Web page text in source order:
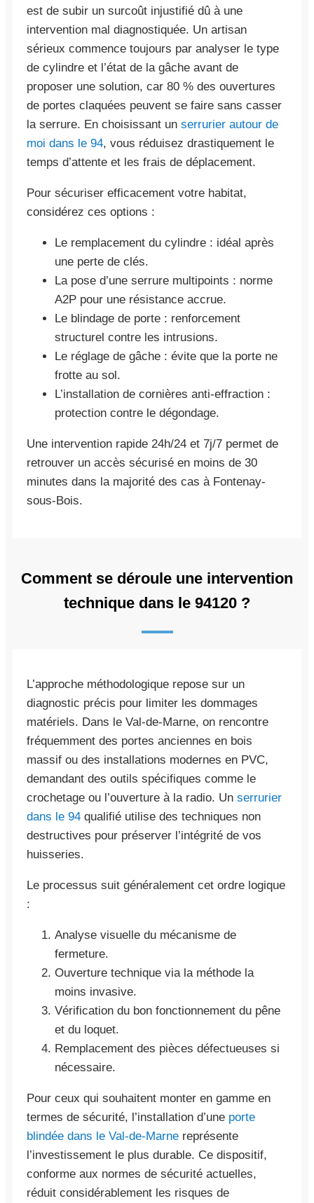
est de subir un surcoût injustifié dû à une
intervention mal diagnostiquée. Un artisan
sérieux commence toujours par analyser le type
de cylindre et l’état de la gâche avant de
proposer une solution, car 80 % des ouvertures
de portes claquées peuvent se faire sans casser
la serrure. En choisissant un serrurier autour de
moi dans le 94, vous réduisez drastiquement le
temps d’attente et les frais de déplacement.
Pour sécuriser efficacement votre habitat,
considérez ces options :
Le remplacement du cylindre : idéal après
une perte de clés.
La pose d’une serrure multipoints : norme
A2P pour une résistance accrue.
Le blindage de porte : renforcement
structurel contre les intrusions.
Le réglage de gâche : évite que la porte ne
frotte au sol.
L’installation de cornières anti-effraction :
protection contre le dégondage.
Une intervention rapide 24h/24 et 7j/7 permet de
retrouver un accès sécurisé en moins de 30
minutes dans la majorité des cas à Fontenay-
sous-Bois.
Comment se déroule une intervention
technique dans le 94120 ?
L’approche méthodologique repose sur un
diagnostic précis pour limiter les dommages
matériels. Dans le Val-de-Marne, on rencontre
fréquemment des portes anciennes en bois
massif ou des installations modernes en PVC,
demandant des outils spécifiques comme le
crochetage ou l’ouverture à la radio. Un serrurier
dans le 94 qualifié utilise des techniques non
destructives pour préserver l’intégrité de vos
huisseries.
Le processus suit généralement cet ordre logique
:
Analyse visuelle du mécanisme de
fermeture.
Ouverture technique via la méthode la
moins invasive.
Vérification du bon fonctionnement du pêne
et du loquet.
Remplacement des pièces défectueuses si
nécessaire.
Pour ceux qui souhaitent monter en gamme en
termes de sécurité, l’installation d’une porte
blindée dans le Val-de-Marne représente
l’investissement le plus durable. Ce dispositif,
conforme aux normes de sécurité actuelles,
réduit considérablement les risques de